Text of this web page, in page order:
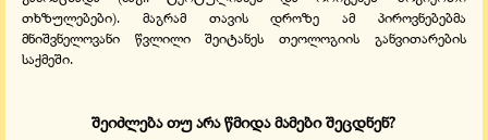
თხზულებები). მაგრამ თავის დროზე ამ პიროვნებებმა
მნიშვნელოვანი წვლილი შეიტანეს თეოლოგიის განვითარების
საქმეში.
შეიძლება თუ არა წმიდა მამები შეცდნენ?